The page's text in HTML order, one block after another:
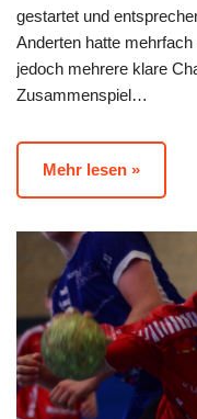
gestartet und
Anderten hatte
jedoch mehrere klare
Zusammenspiel…
Mehr lesen »